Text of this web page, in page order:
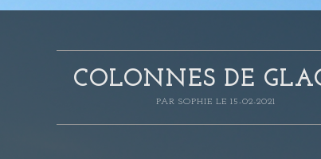
COLONNES DE
PAR SOPHIE LE 15-02-2021